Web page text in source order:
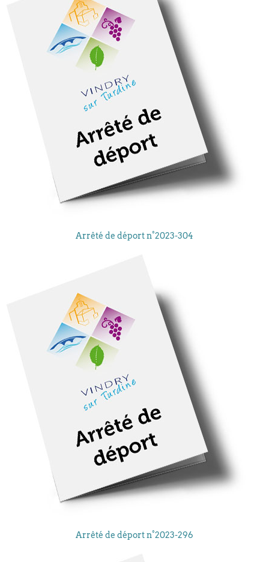
Arrêté de déport n°2023-304
Arrêté de déport n°2023-296